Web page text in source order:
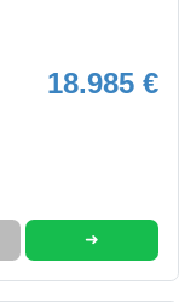
18.985 €
➜